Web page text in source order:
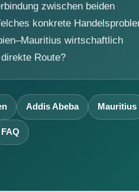
zwischen beiden
konkrete
wirtschaftlich
Route?
Addis Abeba Mauritius
FAQ